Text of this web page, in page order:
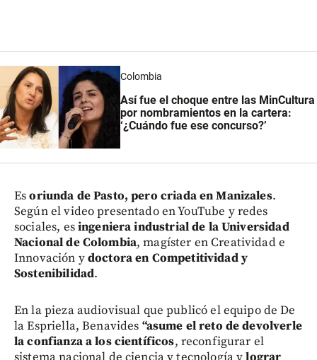
Colombia
Así fue el choque entre las MinCultura
por nombramientos en la cartera:
‘¿Cuándo fue ese concurso?’
Esoriunda de Pasto, pero criada en Manizales.
Según el video presentado en YouTube y redes
sociales, esingeniera industrial de la Universidad
Nacional de Colombia, magíster en Creatividad e
Innovación ydoctora en Competitividad y
Sostenibilidad.
En la pieza audiovisual que publicó el equipo de De
la Espriella, Benavides “asume el reto de devolverle
la confianza a los científicos, reconfigurar el